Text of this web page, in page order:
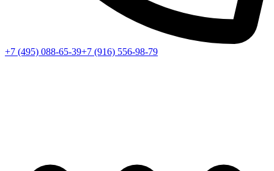
+7 (495) 088-65-39+7 (916) 556-98-79